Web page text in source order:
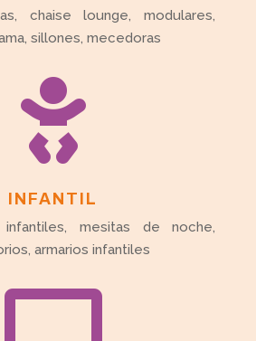
chaise lounge, modulares,
sillones, mecedoras

INFANTIL
mesitas de noche,
armarios infantiles